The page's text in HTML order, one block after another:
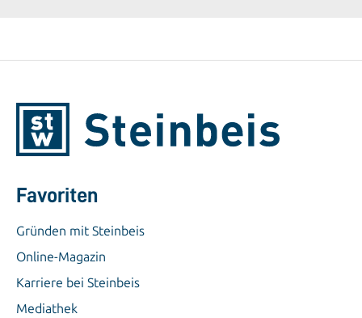
Favoriten
Gründen mit Steinbeis
Online-Magazin
Karriere bei Steinbeis
Mediathek